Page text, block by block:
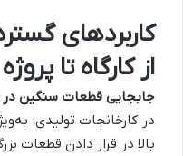
کاربردهای
از کارگاه تا پروژه
جابجایی قطعات سنگین در
در کارخانجات تولیدی،
بالا در قرار دادن قطعات